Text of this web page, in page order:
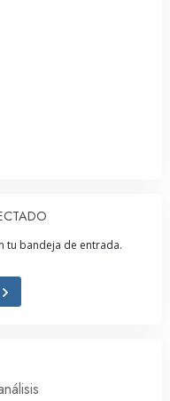
tu bandeja de entrada.